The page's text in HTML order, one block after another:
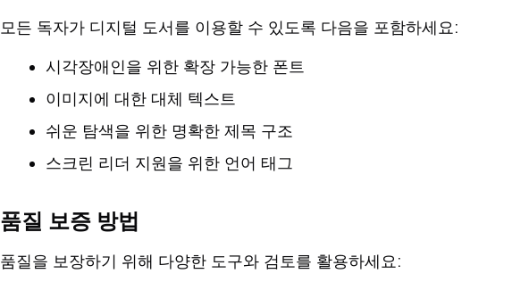
모든 독자가 디지털 도서를 이용할 수 있도록 다음을 포함하세요:
시각장애인을 위한 확장 가능한 폰트
이미지에 대한 대체 텍스트
쉬운 탐색을 위한 명확한 제목 구조
스크린 리더 지원을 위한 언어 태그
품질 보증 방법
품질을 보장하기 위해 다양한 도구와 검토를 활용하세요: